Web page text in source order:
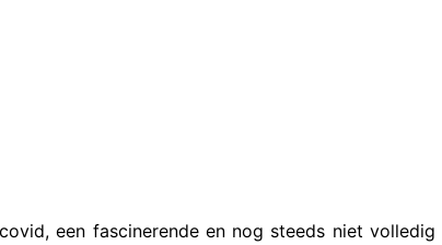
een fascinerende en nog steeds niet volledig